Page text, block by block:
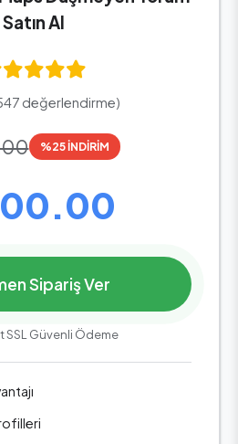
Satın Al
değerlendirme)
%25 İNDİRİM
Sipariş Ver
Güvenli Ödeme